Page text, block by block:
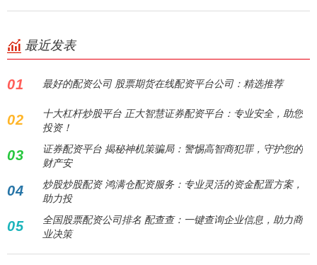
最近发表
01 最好的配资公司 股票期货在线配资平台公司：精选推荐
02
十大杠杆炒股平台 正大智慧证券配资平台：专业安全，助您
投资！
03
证券配资平台 揭秘神机策骗局：警惕高智商犯罪，守护您的
财产安
04
炒股炒股配资 鸿满仓配资服务：专业灵活的资金配置方案，
助力投
05
全国股票配资公司排名 配查查：一键查询企业信息，助力商
业决策